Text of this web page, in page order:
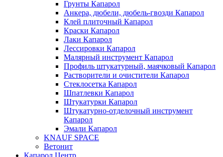
Грунты Капарол
Анкера, дюбели, дюбель-гвозди Капарол
Клей плиточный Капарол
Краски Капарол
Лаки Капарол
Лессировки Капарол
Малярный инструмент Капарол
Профиль штукатурный, маячковый Капарол
Растворители и очистители Капарол
Cтеклосетка Капарол
Шпатлевки Капарол
Штукатурки Капарол
Штукатурно-отделочный инструмент
Капарол
Эмали Капарол
KNAUF SPACE
Ветонит
Капарол Центр